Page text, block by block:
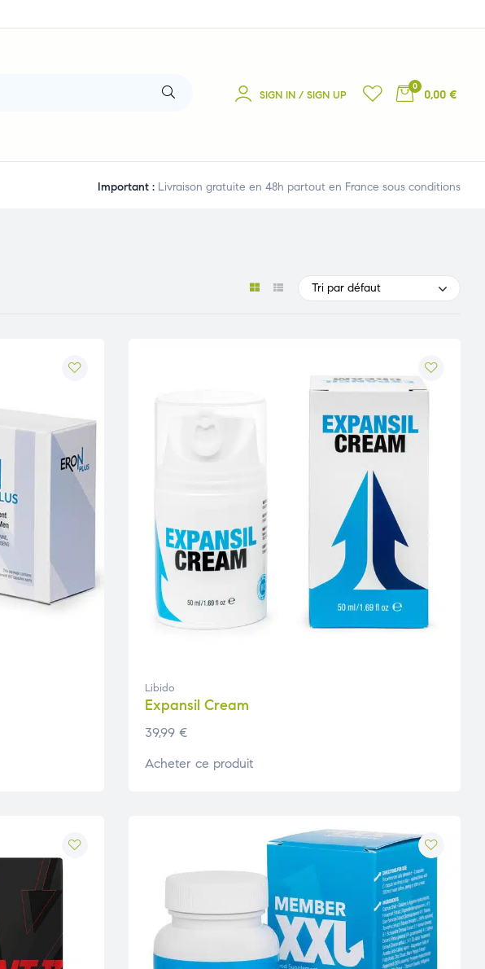
SIGN IN / SIGN UP
0
0,00 €
Important :Livraison gratuite en 48h partout en France sous conditions
Tri par défaut
Libido
Expansil Cream
39,99 €
Acheter ce produit